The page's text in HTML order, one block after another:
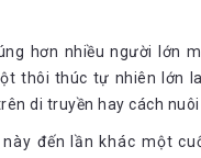
hơn nhiều người lớn
thôi thúc tự nhiên lớn
di truyền hay cách nuôi
đến lần khác một